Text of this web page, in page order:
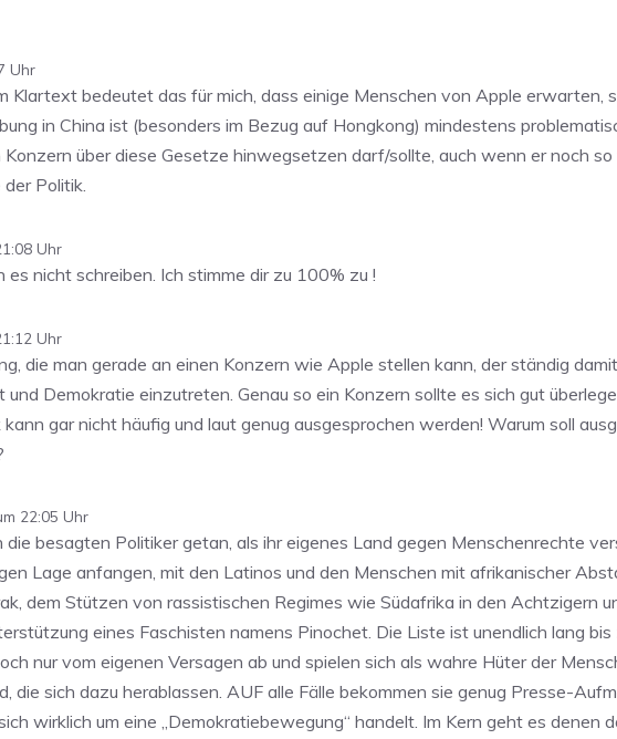
Uhr
Klartext bedeutet das für mich, dass einige Menschen von Apple
in China ist (besonders im Bezug auf Hongkong) mindestens
Konzern über diese Gesetze hinwegsetzen darf/sollte, auch wenn er noch
Politik.
Uhr
es nicht schreiben. Ich stimme dir zu 100% zu !
Uhr
die man gerade an einen Konzern wie Apple stellen kann, der ständig
und Demokratie einzutreten. Genau so ein Konzern sollte es sich gut
kann gar nicht häufig und laut genug ausgesprochen werden! Warum soll
22:05 Uhr
besagten Politiker getan, als ihr eigenes Land gegen Menschenrechte
Lage anfangen, mit den Latinos und den Menschen mit afrikanischer
dem Stützen von rassistischen Regimes wie Südafrika in den Achtzigern
eines Faschisten namens Pinochet. Die Liste ist unendlich lang
nur vom eigenen Versagen ab und spielen sich als wahre Hüter der
die sich dazu herablassen. AUF alle Fälle bekommen sie genug Presse-
wirklich um eine „Demokratiebewegung“ handelt. Im Kern geht es denen